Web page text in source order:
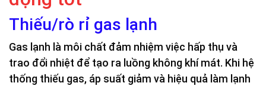
Thiếu/rò rỉ gas lạnh
Gas lạnh là môi chất đảm nhiệm việc hấp thụ và
trao đổi nhiệt để tạo ra luồng không khí mát. Khi hệ
thống thiếu gas, áp suất giảm và hiệu quả làm lạnh